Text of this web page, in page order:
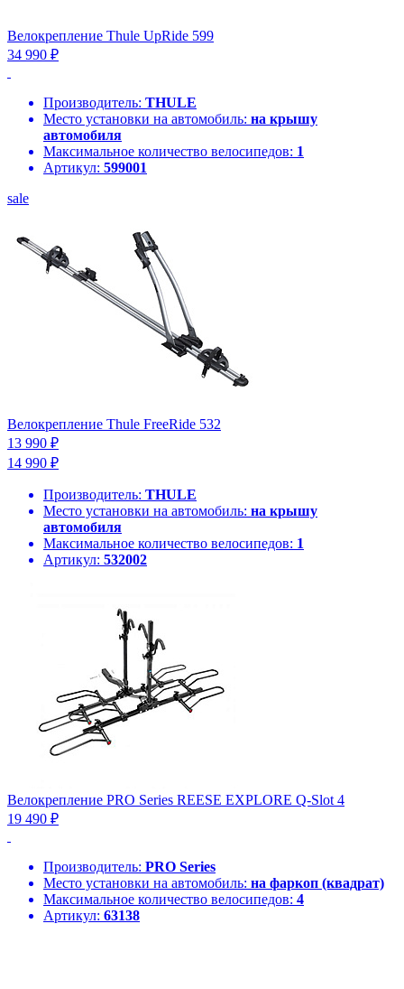
Велокрепление Thule UpRide 599
34 990 ₽
Производитель: THULE
Место установки на автомобиль: на крышу
автомобиля
Максимальное количество велосипедов: 1
Артикул: 599001
sale
Велокрепление Thule FreeRide 532
13 990 ₽
14 990 ₽
Производитель: THULE
Место установки на автомобиль: на крышу
автомобиля
Максимальное количество велосипедов: 1
Артикул: 532002
Велокрепление PRO Series REESE EXPLORE Q-Slot 4
19 490 ₽
Производитель: PRO Series
Место установки на автомобиль: на фаркоп (квадрат)
Максимальное количество велосипедов: 4
Артикул: 63138